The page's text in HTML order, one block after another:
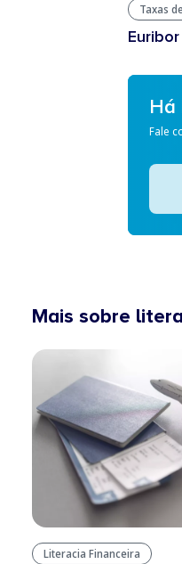
Taxas
Há
Fale
Mais sobre
Literacia Financeira